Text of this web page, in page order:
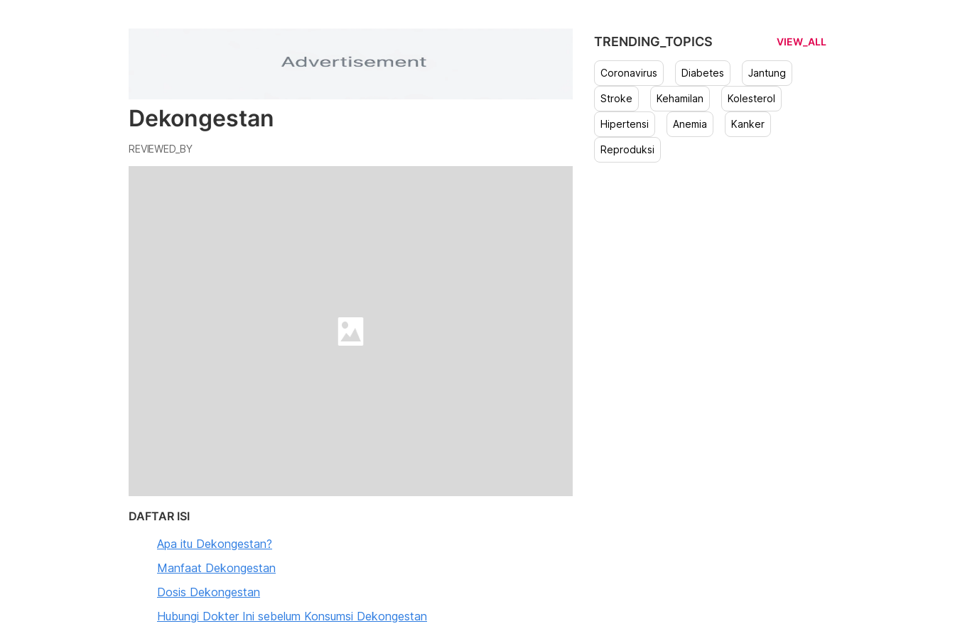
Dekongestan
REVIEWED_BY
DAFTAR ISI
Apa itu Dekongestan?
Manfaat Dekongestan
Dosis Dekongestan
Hubungi Dokter Ini sebelum Konsumsi Dekongestan
TRENDING_TOPICS VIEW_ALL
Coronavirus Diabetes Jantung
Stroke Kehamilan Kolesterol
Hipertensi Anemia Kanker
Reproduksi